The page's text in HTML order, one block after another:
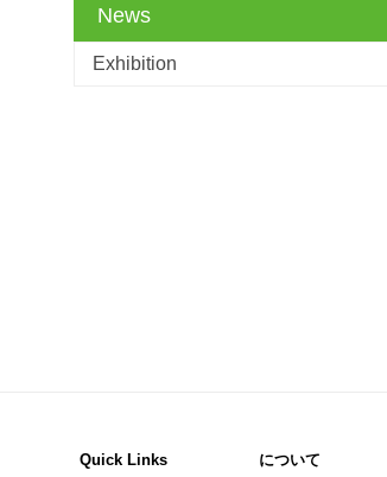
News
Exhibition
Quick Links について